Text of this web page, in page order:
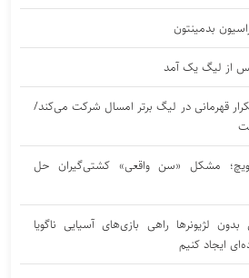
بدمینتون
از لیگ یک آمد
قهرمانی در لیگ برتر امسال شرکت می‌کند/
مشکل «سن واقعی» کشتی‌گیران حل
لژیونرها راهی بازی‌های آسیایی ناگویا
ایجاد کنیم